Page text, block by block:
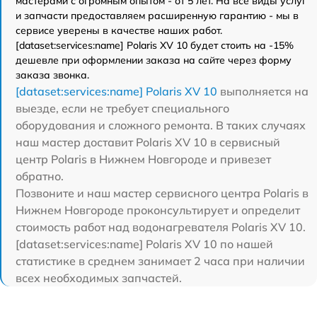
и запчасти предоставляем расширенную гарантию - мы в
сервисе уверены в качестве наших работ.
[dataset:services:name] Polaris XV 10 будет стоить на -15%
дешевле при оформлении заказа на сайте через форму
заказа звонка.
[dataset:services:name] Polaris XV 10 выполняется на
выезде, если не требует специального
оборудования и сложного ремонта. В таких случаях
наш мастер доставит Polaris XV 10 в сервисный
центр Polaris в Нижнем Новгороде и привезет
обратно.
Позвоните и наш мастер сервисного центра Polaris в
Нижнем Новгороде проконсультирует и определит
стоимость работ над водонагревателя Polaris XV 10.
[dataset:services:name] Polaris XV 10 по нашей
статистике в среднем занимает 2 часа при наличии
всех необходимых запчастей.